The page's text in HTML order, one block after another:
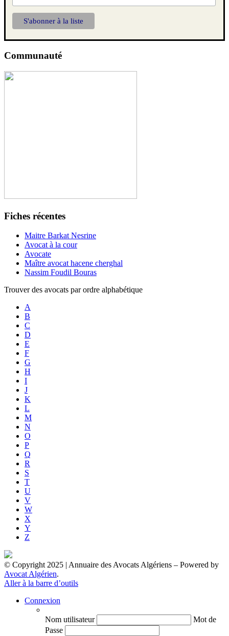
Communauté
Fiches récentes
Maitre Barkat Nesrine
Avocat à la cour
Avocate
Maître avocat hacene cherghal
Nassim Foudil Bouras
Trouver des avocats par ordre alphabétique
A
B
C
D
E
F
G
H
I
J
K
L
M
N
O
P
Q
R
S
T
U
V
W
X
Y
Z
© Copyright 2025 | Annuaire des Avocats Algériens – Powered by
Avocat Algérien.
Aller à la barre d’outils
Connexion
Nom utilisateur
Mot de
Passe